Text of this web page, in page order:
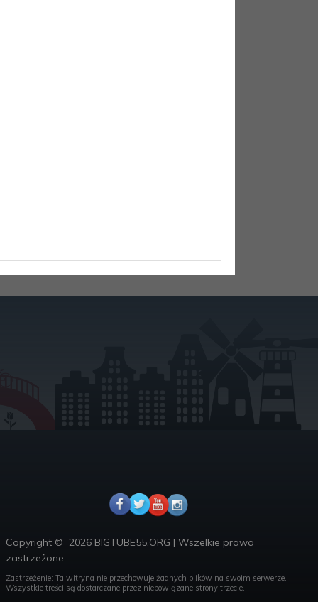
Copyright © 2026 BIGTUBE55.ORG | Wszelkie prawa
zastrzeżone
Zastrzeżenie: Ta witryna nie przechowuje żadnych plików na swoim serwerze.
Wszystkie treści są dostarczane przez niepowiązane strony trzecie.